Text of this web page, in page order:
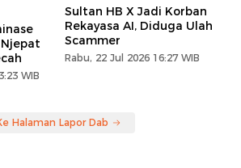
WIB
Sultan HB X Jadi Korban
Rekayasa AI, Diduga Ulah
Scammer
Rabu, 22 Jul 2026 16:27 WIB
Halaman Lapor Dab